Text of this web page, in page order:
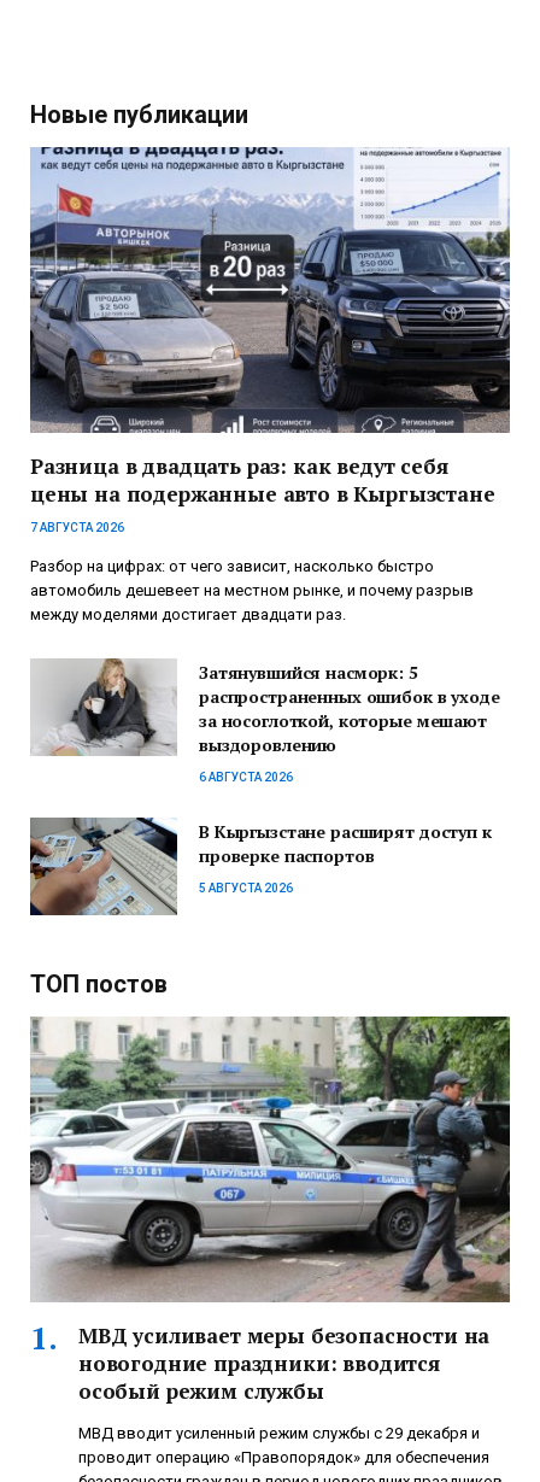
Новые публикации
Разница в двадцать раз: как ведут себя
цены на подержанные авто в Кыргызстане
7 АВГУСТА 2026
Разбор на цифрах: от чего зависит, насколько быстро
автомобиль дешевеет на местном рынке, и почему разрыв
между моделями достигает двадцати раз.
Затянувшийся насморк: 5
распространенных ошибок в уходе
за носоглоткой, которые мешают
выздоровлению
6 АВГУСТА 2026
В Кыргызстане расширят доступ к
проверке паспортов
5 АВГУСТА 2026
ТОП постов
МВД усиливает меры безопасности на
новогодние праздники: вводится
особый режим службы
МВД вводит усиленный режим службы с 29 декабря и
проводит операцию «Правопорядок» для обеспечения